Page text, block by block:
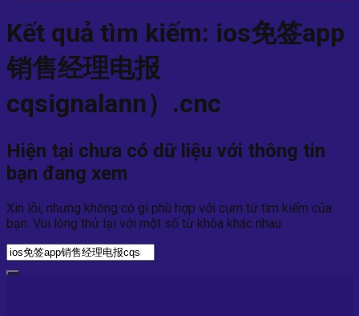
Kết quả tìm kiếm: ios免签app
销售经理电报
cqsignalann）.cnc
Hiện tại chưa có dữ liệu với thông tin
bạn đang xem
Xin lỗi, nhưng không có gì phù hợp với cụm từ tìm kiếm của
bạn. Vui lòng thử lại với một số từ khóa khác nhau.